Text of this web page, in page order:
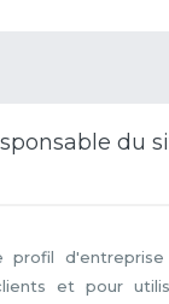
du
profil
et pour